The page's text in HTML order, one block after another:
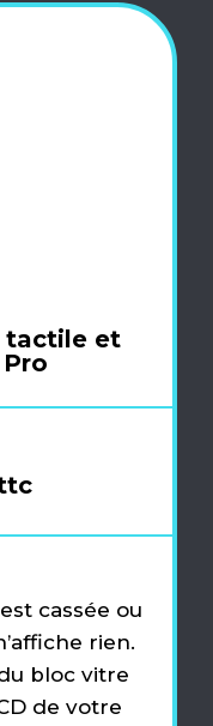
tactile et
cassée ou
rien.
bloc vitre
de votre